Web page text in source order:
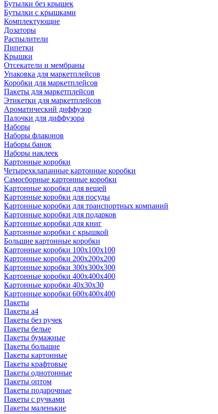
Бутылки без крышек
Бутылки с крышками
Комплектующие
Дозаторы
Распылители
Пипетки
Крышки
Отсекатели и мембраны
Упаковка для маркетплейсов
Коробки для маркетплейсов
Пакеты для маркетплейсов
Этикетки для маркетплейсов
Ароматический диффузор
Палочки для диффузора
Наборы
Наборы флаконов
Наборы банок
Наборы наклеек
Картонные коробки
Четырехклапанные картонные коробки
Самосборные картонные коробки
Картонные коробки для вещей
Картонные коробки для посуды
Картонные коробки для транспортных компаний
Картонные коробки для подарков
Картонные коробки для книг
Картонные коробки с крышкой
Большие картонные коробки
Картонные коробки 100x100x100
Картонные коробки 200x200x200
Картонные коробки 300x300x300
Картонные коробки 400x400x400
Картонные коробки 40x30x30
Картонные коробки 600x400x400
Пакеты
Пакеты а4
Пакеты без ручек
Пакеты белые
Пакеты бумажные
Пакеты большие
Пакеты картонные
Пакеты крафтовые
Пакеты однотонные
Пакеты оптом
Пакеты подарочные
Пакеты с ручками
Пакеты маленькие